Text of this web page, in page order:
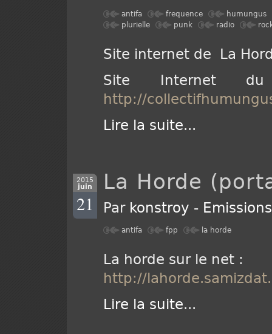
antifa frequence
humungus
plurielle
punk radio
Site internet de La
Site Internet du
http://
Lire la suite...
2015
juin
21
La Horde
Par konstroy -
antifa fpp la horde
La horde sur le net :
http://
Lire la suite...